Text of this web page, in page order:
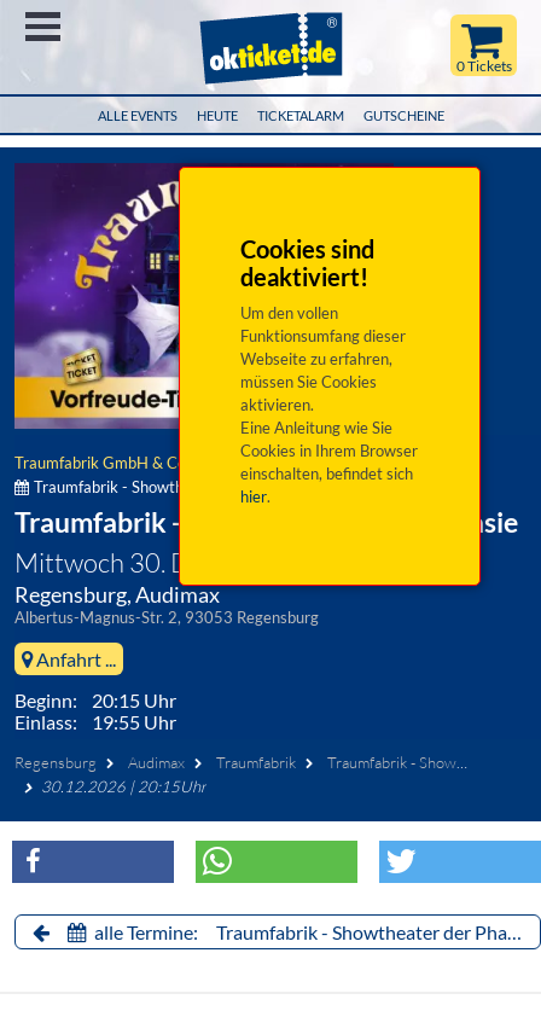
ALLE EVENTS HEUTE TICKETALARM GUTSCHEINE
0 Tickets
Cookies sind
deaktiviert!
Um den vollen
Funktionsumfang dieser
Webseite zu erfahren,
müssen Sie Cookies
aktivieren.
Eine Anleitung wie Sie
Cookies in Ihrem Browser
einschalten, befindet sich
hier.
Traumfabrik GmbH & Co. KG
Traumfabrik - Showtheater der Phantasie:
Traumfabrik - Showtheater der Phantasie
Mittwoch 30. Dezember 2026
Regensburg, Audimax
Albertus-Magnus-Str. 2, 93053 Regensburg
Anfahrt ...
Beginn: 20:15 Uhr
Einlass: 19:55 Uhr
Regensburg Audimax Traumfabrik
Traumfabrik - Showtheater der Phantasie
30.12.2026 | 20:15Uhr
alle Termine: Traumfabrik - Showtheater der Phantasie